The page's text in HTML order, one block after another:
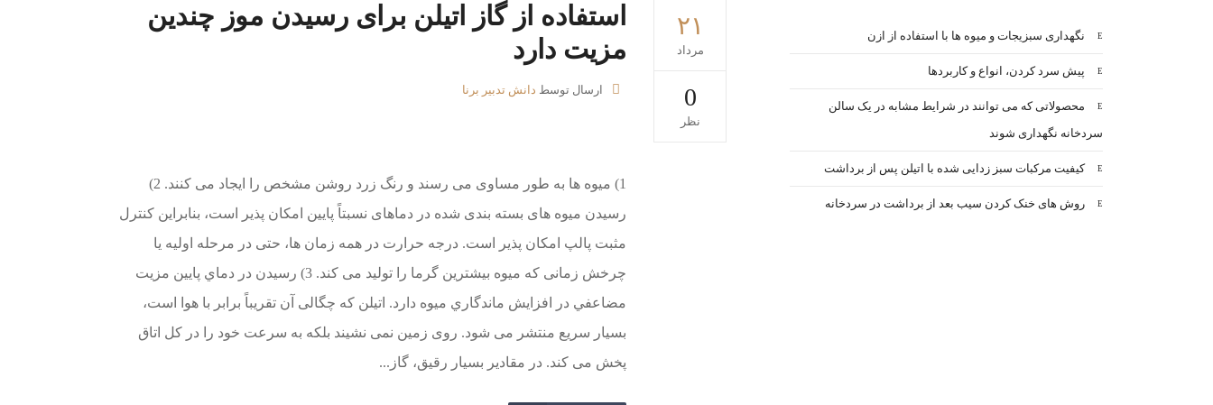
۲۱
مرداد
0
نظر
استفاده از گاز اتیلن برای رسیدن موز چندین
مزیت دارد
ارسال توسط دانش تدبیر برنا
1) میوه ها به طور مساوی می رسند و رنگ زرد روشن مشخص را ایجاد می کنند. 2)
رسیدن میوه های بسته بندی شده در دماهای نسبتاً پایین امکان پذیر است، بنابراین کنترل
مثبت پالپ امکان پذیر است. درجه حرارت در همه زمان ها، حتی در مرحله اولیه یا
چرخش زمانی که میوه بیشترین گرما را تولید می کند. 3) رسيدن در دماي پايين مزيت
مضاعفي در افزايش ماندگاري ميوه دارد. اتیلن که چگالی آن تقریباً برابر با هوا است،
بسیار سریع منتشر می شود. روی زمین نمی نشیند بلکه به سرعت خود را در کل اتاق
پخش می کند. در مقادیر بسیار رقیق، گاز...
نگهداری سبزیجات و میوه ها با استفاده از ازن
پیش سرد کردن، انواع و کاربردها
محصولاتی که می توانند در شرایط مشابه در یک سالن
سردخانه نگهداری شوند
کیفیت مرکبات سبز زدایی شده با اتیلن پس از برداشت
روش های خنک کردن سیب بعد از برداشت در سردخانه